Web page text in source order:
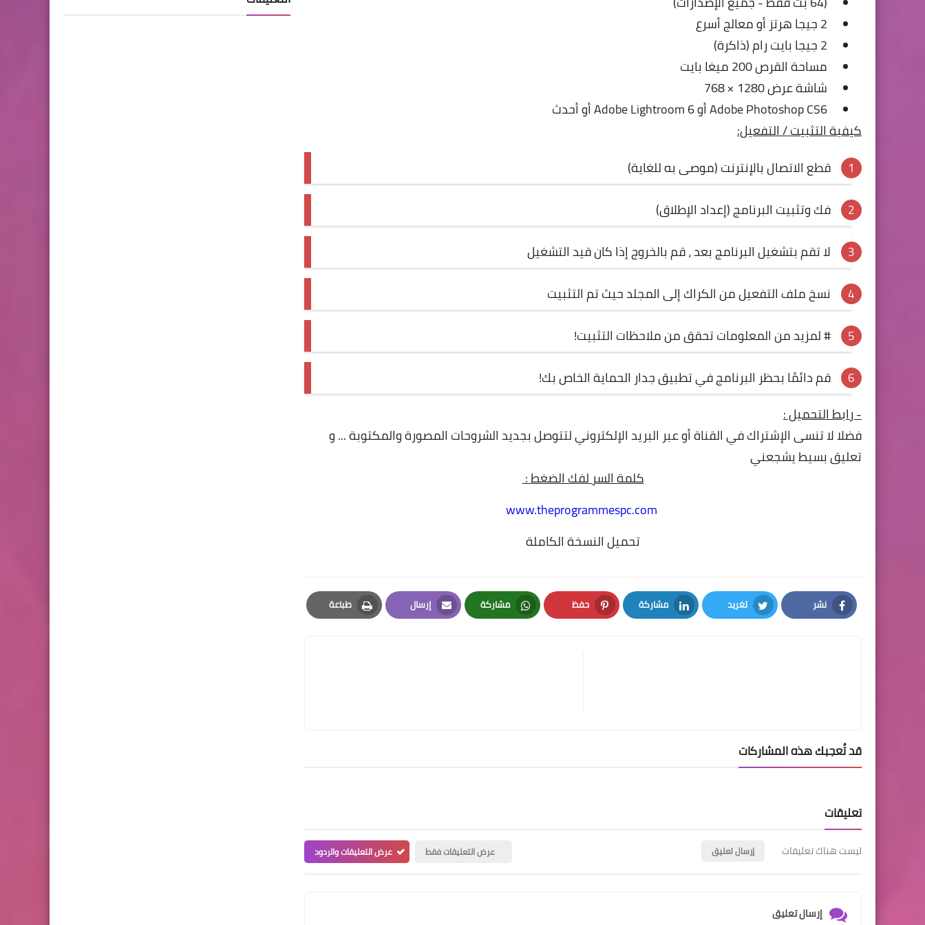
2 جيجا هرتز أو معالج أسرع
2 جيجا بايت رام (ذاكرة)
مساحة القرص 200 ميغا بايت
شاشة عرض 1280 × 768
Adobe Photoshop CS6 أو Adobe Lightroom 6 أو أحدث
كيفية التثبيت / التفعيل:
قطع الاتصال بالإنترنت (موصى به للغاية)
فك وتثبيت البرنامج (إعداد الإطلاق)
لا تقم بتشغيل البرنامج بعد ، قم بالخروج إذا كان قيد التشغيل
نسخ ملف التفعيل من الكراك إلى المجلد حيث تم التثبيت
# لمزيد من المعلومات تحقق من ملاحظات التثبيت!
قم دائمًا بحظر البرنامج في تطبيق جدار الحماية الخاص بك!
- رابط التحميل:
فضلا لا تنسى الإشتراك فيالقناةأو عبر البريد الإلكتروني لتتوصل بجديد الشروحات المصورة والمكتوبة ... و
تعليق بسيط يشجعني
كلمة السر لفك الضغط :
www.theprogrammespc.com
تحميل النسخة الكاملة
نشر
Facebook
تغريد
Twitter
مشاركة
LinkedIn
حفظ
Pinterest
مشاركة
Whatsapp
إرسال
Email
طباعة
Print
قد تُعجبك هذه المشاركات
تعليقات
ليست هناك تعليقات إرسال تعليق عرض التعليقات فقط عرض التعليقات والردود
إرسال تعليق